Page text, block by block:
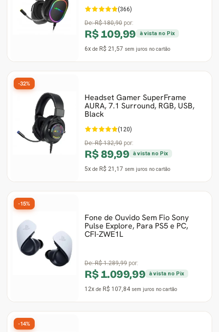
(366)
De:R$ 180,90 por:
R$ 109,99 à vista no Pix
6x de R$ 21,57 sem juros no cartão
Headset Gamer SuperFrame
AURA, 7.1 Surround, RGB, USB,
Black
(120)
De:R$ 132,90 por:
R$ 89,99 à vista no Pix
5x de R$ 21,17 sem juros no cartão
-32%
Fone de Ouvido Sem Fio Sony
Pulse Explore, Para PS5 e PC,
CFI-ZWE1L
De:R$ 1.289,99 por:
R$ 1.099,99 à vista no Pix
12x de R$ 107,84sem juros no cartão
-15%
-14%